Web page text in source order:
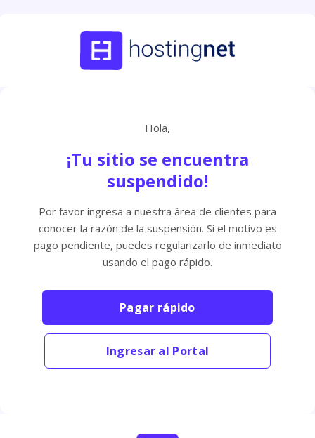
Hola,
¡Tu sitio se encuentra
suspendido!
Por favor ingresa a nuestra área de clientes para
conocer la razón de la suspensión. Si el motivo es
pago pendiente, puedes regularizarlo de inmediato
usando el pago rápido.
Pagar rápido
Ingresar al Portal